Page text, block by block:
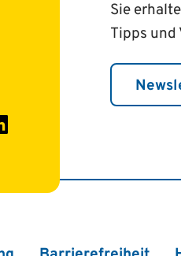
Sie
Tipps und